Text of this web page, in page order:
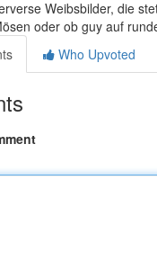
Weibsbilder, die
oder ob guy auf
Who Upvoted